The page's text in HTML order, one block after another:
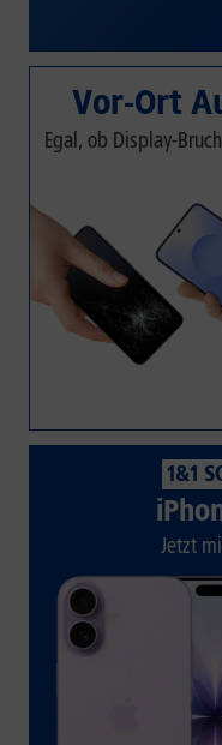
Vor-Ort
Egal, ob Display-
1&1
Jetzt